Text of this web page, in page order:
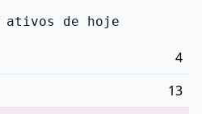
ativos de hoje
4
13